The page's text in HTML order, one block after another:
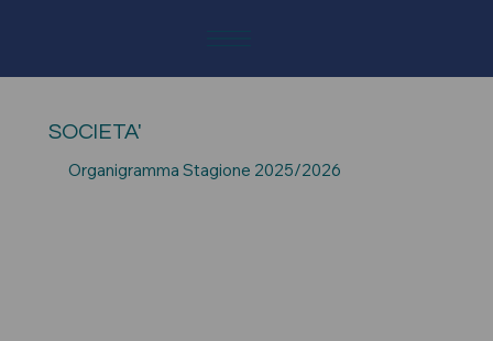
SOCIETA'
Organigramma Stagione 2025/2026